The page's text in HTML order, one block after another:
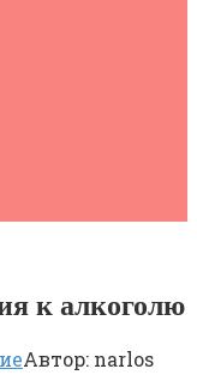
к алкоголю
Автор: narlos